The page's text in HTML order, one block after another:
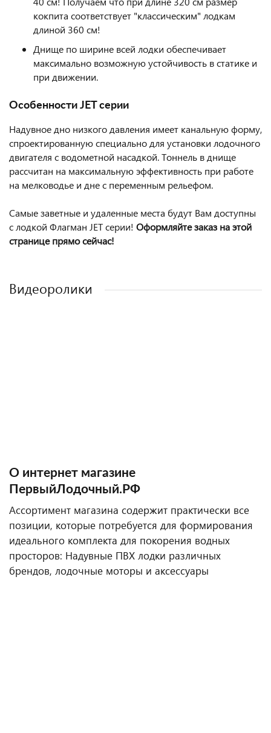
кокпита соответствует "классическим" лодкам
длиной 360 см!
Днище по ширине всей лодки обеспечивает
максимально возможную устойчивость в статике и
при движении.
Особенности JET серии
Надувное дно низкого давления имеет канальную форму,
спроектированную специально для установки лодочного
двигателя с водометной насадкой. Тоннель в днище
рассчитан на максимальную эффективность при работе
на мелководье и дне с переменным рельефом.
Самые заветные и удаленные места будут Вам доступны
с лодкой Флагман JET серии! Оформляйте заказ на этой
странице прямо сейчас!
Видеоролики
О интернет магазине
ПервыйЛодочный.РФ
Ассортимент магазина содержит практически все
позиции, которые потребуется для формирования
идеального комплекта для покорения водных
просторов: Надувные ПВХ лодки различных
брендов, лодочные моторы и аксессуары